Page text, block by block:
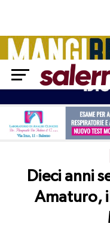
Dieci anni
Amaturo,